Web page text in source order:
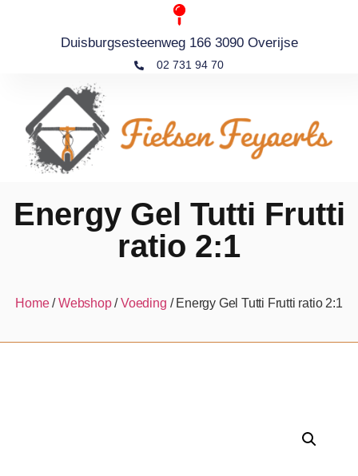
Duisburgsesteenweg 166 3090 Overijse
02 731 94 70
Energy Gel Tutti Frutti
ratio 2:1
Home/Webshop/Voeding / Energy Gel Tutti Frutti ratio 2:1